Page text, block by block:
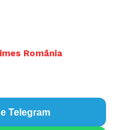
România
Telegram